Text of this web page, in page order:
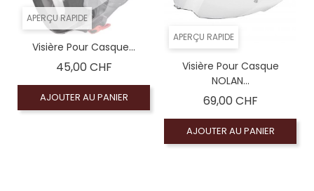
APERÇU RAPIDE
Visière Pour Casque...
45,00 CHFPrix
AJOUTER AU PANIER
APERÇU RAPIDE
Visière Pour Casque
NOLAN...
69,00 CHFPrix
AJOUTER AU PANIER